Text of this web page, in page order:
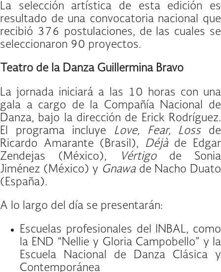
La selección artística de esta edición es
resultado de una convocatoria nacional que
recibió 376 postulaciones, de las cuales se
seleccionaron 90 proyectos.
Teatro de la Danza Guillermina Bravo
La jornada iniciará a las 10 horas con una
gala a cargo de la Compañía Nacional de
Danza, bajo la dirección de Erick Rodríguez.
El programa incluye Love, Fear, Lossde
Ricardo Amarante (Brasil), Déjàde Edgar
Zendejas (México),
Vértigode Sonia
Jiménez (México) y Gnawa de Nacho Duato
(España).
A lo largo del día se presentarán:
Escuelas profesionales del INBAL, como
la END “Nellie y Gloria Campobello” y la
Escuela Nacional de Danza Clásica y
Contemporánea